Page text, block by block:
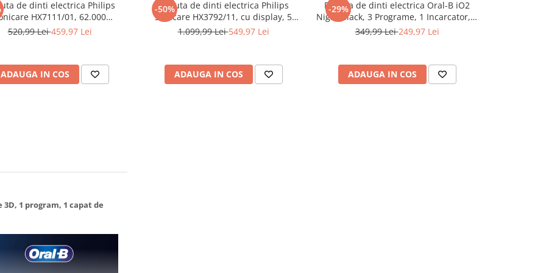
de dinti electrica Philips
HX7111/01, 62.000
minut, autonomie 21 zile, 2
Otimal White, negru
520,99 Lei459,97 Lei
ADAUGA IN COS
-50%
Periuta de dinti electrica Philips
Sonicare HX3792/11, cu display, 5
moduri de periere, senzor de presiune
culoare negru
1.099,99 Lei549,97 Lei
ADAUGA IN COS
-29%
Periuta de dinti electrica Oral-B iO2
Night Black, 3 Programe, 1 Incarcator, 1
Capat, Negru
349,99 Lei249,97 Lei
ADAUGA IN COS
1 program, 1 capat de